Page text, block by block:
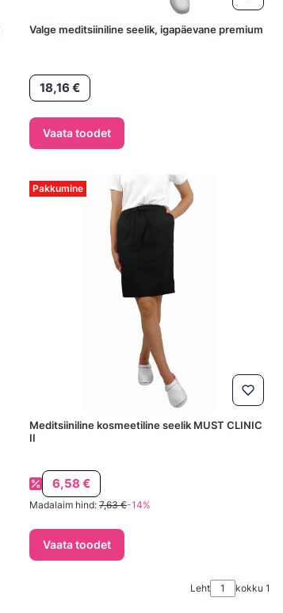
Valge meditsiiniline seelik, igapäevane premium
Hind18,16 €
Vaata toodet
Pakkumine
Meditsiiniline kosmeetiline seelik MUST CLINIC
II
Soodushind
6,58 €
Madalaim hind: 7,63 €-14%
Vaata toodet
Leht kokku 1